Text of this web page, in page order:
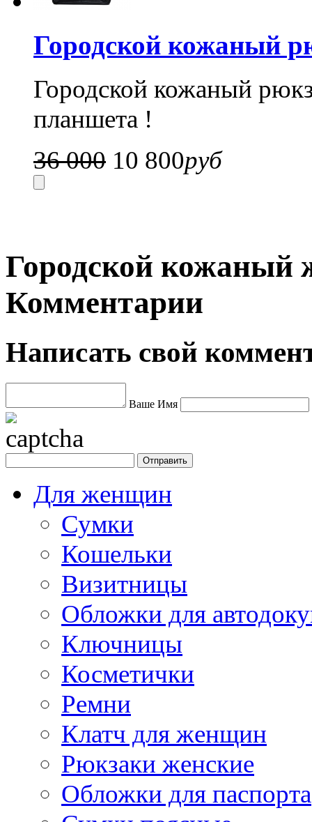
Городской кожаный
Городской кожаный
планшета !
36 000 10 800руб
Городской кожаный
Комментарии
Написать свой
Ваше Имя
Для женщин
Сумки
Кошельки
Визитницы
Обложки для
Ключницы
Косметички
Ремни
Клатч для женщин
Рюкзаки женские
Обложки для паспорта